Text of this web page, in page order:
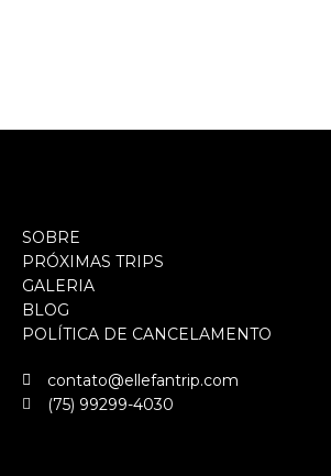
SOBRE
PRÓXIMAS TRIPS
GALERIA
BLOG
POLÍTICA DE CANCELAMENTO
contato@ellefantrip.com
(75) 99299-4030